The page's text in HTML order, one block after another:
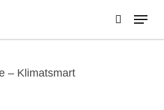
search
Menu